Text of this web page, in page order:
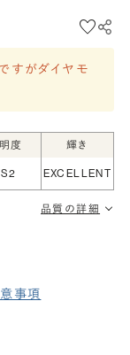
すがダイヤモ
度 輝き
EXCELLENT
品質の詳細
事項